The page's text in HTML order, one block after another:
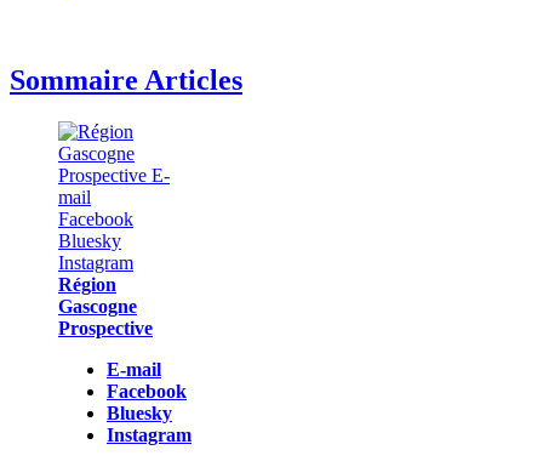
Sommaire Articles
Région
Gascogne
Prospective
E-mail
Facebook
Bluesky
Instagram